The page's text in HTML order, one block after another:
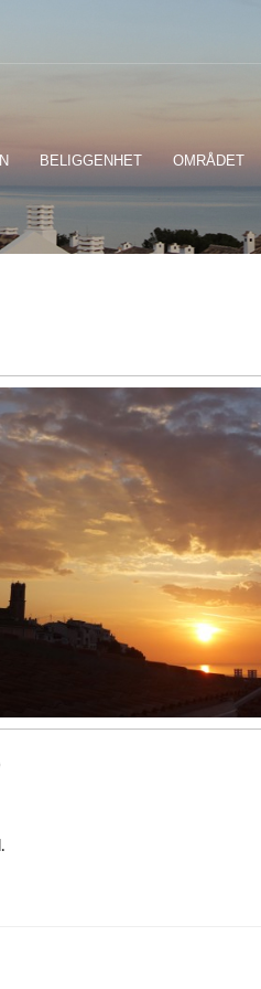
BELIGGENHET OMRÅDET